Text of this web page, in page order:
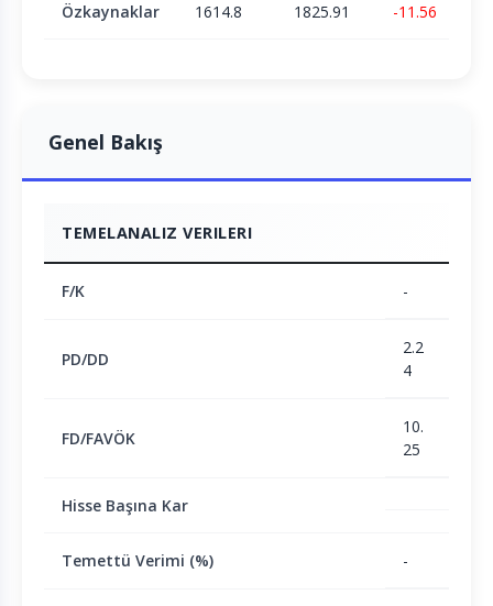
Özkaynaklar 1614.8 1825.91 -11.56
Genel Bakış
TEMELANALIZ VERILERI
F/K -
PD/DD
2.2
4
FD/FAVÖK
10.
25
Hisse Başına Kar
Temettü Verimi (%) -